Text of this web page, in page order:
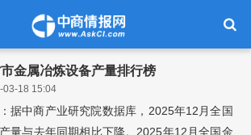
金属冶炼设备产量排行榜
03-18 15:04
据中商产业研究院数据库，2025年12月全国
量与去年同期相比下降。2025年12月全国金